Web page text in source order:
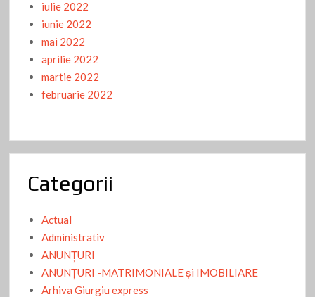
iulie 2022
iunie 2022
mai 2022
aprilie 2022
martie 2022
februarie 2022
Categorii
Actual
Administrativ
ANUNŢURI
ANUNŢURI -MATRIMONIALE şi IMOBILIARE
Arhiva Giurgiu express